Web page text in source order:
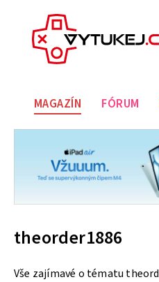
MAGAZÍN FÓRUM
theorder1886
Vše zajímavé o tématu